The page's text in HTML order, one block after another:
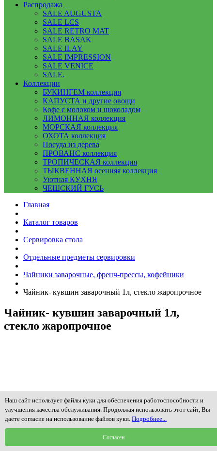
Распродажа
SALE AUGUSTA
SALE LCS
SALE RETRO MAT
SALE BASAK
SALE ILAY
SALE IMPRESSION
SALE VENICE
SALE.
Коллекции
БУКИНГЕМ коллекция
КАПУСТА и другие овощи
Кофе с молоком и шоколадом
ЛИМОННАЯ коллекция
МОРСКАЯ коллекция
ОХОТА коллекция
Посуда из дерева
ПРОВАНС коллекция
ТРОПИЧЕСКАЯ коллекция
ТЫКВЕННАЯ осенняя коллекция
Уютная КУХНЯ
ЧЕШСКИЙ ГУСЬ
Главная
Каталог товаров
Сервировка стола
Отдельные предметы сервировки
Чайники заварочные, френч-прессы, кофейники
Чайник- кувшин заварочный 1л, стекло жаропрочное
Чайник- кувшин заварочный 1л,
стекло жаропрочное
Наш сайт использует файлы куки для обеспечения работоспособности и
улучшения качества обслуживания. Продолжая использовать этот сайт, Вы
даете согласие на использование файлов куки. Подробнее...
Согласен